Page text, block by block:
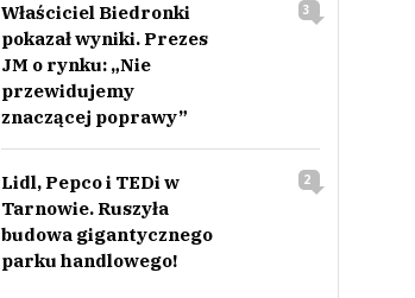
Właściciel Biedronki
pokazał wyniki. Prezes
JM o rynku: „Nie
przewidujemy
znaczącej poprawy”
3
Lidl, Pepco i TEDi w
Tarnowie. Ruszyła
budowa gigantycznego
parku handlowego!
2